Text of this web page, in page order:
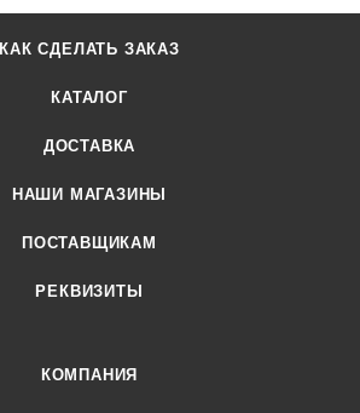
КАК СДЕЛАТЬ ЗАКАЗ
КАТАЛОГ
ДОСТАВКА
НАШИ МАГАЗИНЫ
ПОСТАВЩИКАМ
РЕКВИЗИТЫ
КОМПАНИЯ